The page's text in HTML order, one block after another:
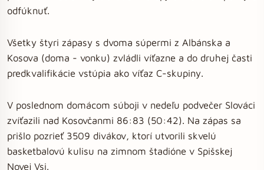
odfúknuť.
Všetky štyri zápasy s dvoma súpermi z Albánska a
Kosova (doma - vonku) zvládli víťazne a do druhej časti
predkvalifikácie vstúpia ako víťaz C-skupiny.
V poslednom domácom súboji v nedeľu podvečer Slováci
zvíťazili nad Kosovčanmi 86:83 (50:42). Na zápas sa
prišlo pozrieť 3509 divákov, ktorí utvorili skvelú
basketbalovú kulisu na zimnom štadióne v Spišskej
Novej Vsi.